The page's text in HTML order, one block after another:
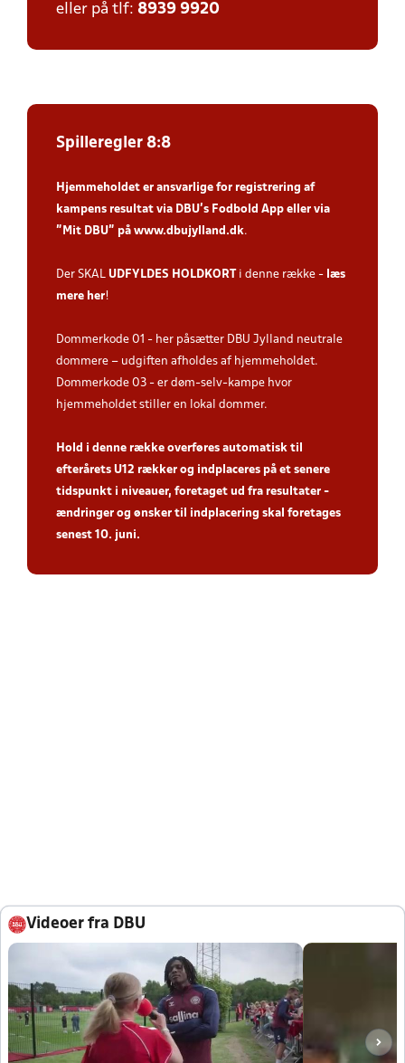
eller på tlf: 8939 9920
Spilleregler 8:8
Hjemmeholdet er ansvarlige for registrering af
kampens resultat via DBU’s Fodbold App eller via
”Mit DBU” på www.dbujylland.dk.
Der SKAL UDFYLDES HOLDKORTi denne række - læs
mere her!
Dommerkode 01 - her påsætter DBU Jylland neutrale
dommere – udgiften afholdes af hjemmeholdet.
Dommerkode 03 - er døm-selv-kampe hvor
hjemmeholdet stiller en lokal dommer.
Hold i denne række overføres automatisk til
efterårets U12 rækker og indplaceres på et senere
tidspunkt i niveauer, foretaget ud fra resultater -
ændringer og ønsker til indplacering skal foretages
senest 10. juni.
Videoer fra DBU